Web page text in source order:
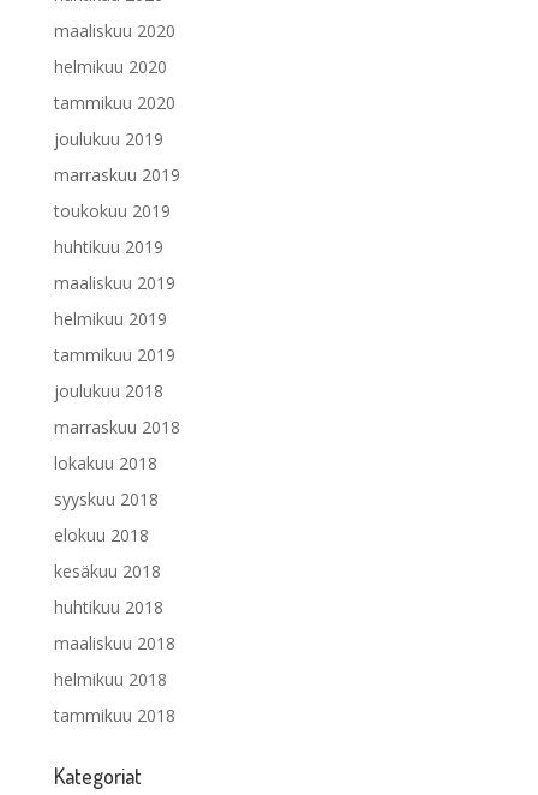
maaliskuu 2020
helmikuu 2020
tammikuu 2020
joulukuu 2019
marraskuu 2019
toukokuu 2019
huhtikuu 2019
maaliskuu 2019
helmikuu 2019
tammikuu 2019
joulukuu 2018
marraskuu 2018
lokakuu 2018
syyskuu 2018
elokuu 2018
kesäkuu 2018
huhtikuu 2018
maaliskuu 2018
helmikuu 2018
tammikuu 2018
Kategoriat